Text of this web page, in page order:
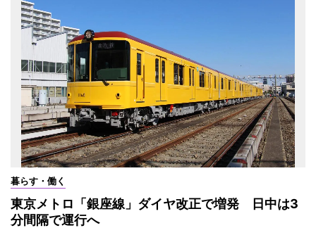
暮らす・働く
東京メトロ「銀座線」ダイヤ改正で増発 日中は3
分間隔で運行へ